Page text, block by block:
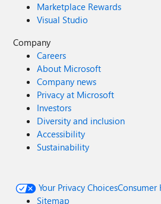
Marketplace Rewards
Visual Studio
Company
Careers
About Microsoft
Company news
Privacy at Microsoft
Investors
Diversity and inclusion
Accessibility
Sustainability
Your Privacy ChoicesConsumer
Sitemap